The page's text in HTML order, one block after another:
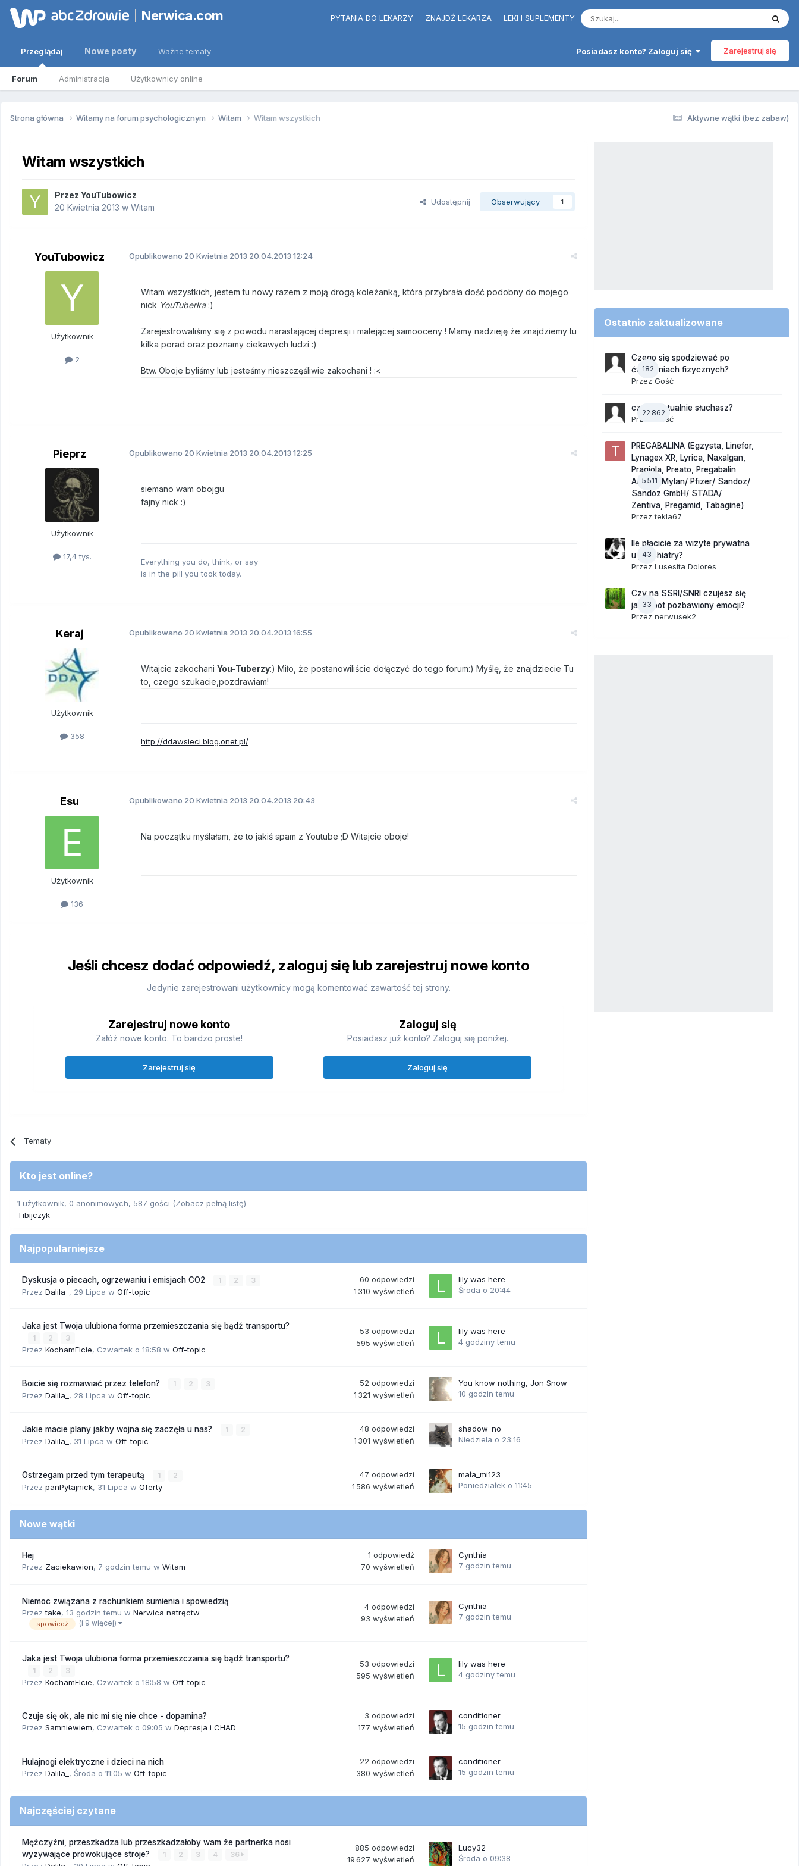
Nerwica.com PYTANIA DO LEKARZY ZNAJDŹ LEKARZA LEKI I SUPLEMENTY
Posiadasz konto? Zaloguj się Zarejestruj się
Przeglądaj
Forum Administracja Użytkownicy online
Nowe posty Ważne tematy
Aktywne wątki (bez zabaw)
Strona główna Witamy na forum psychologicznym Witam Witam wszystkich
Witam wszystkich
Przez YouTubowicz
20 Kwietnia 2013 w Witam
Udostępnij Obserwujący 1
YouTubowicz
Użytkownik
2
Opublikowano 20 Kwietnia 2013 20.04.2013 12:24
Witam wszystkich, jestem tu nowy razem z moją drogą koleżanką, która przybrała dość podobny do mojego
nick YouTuberka :)
Zarejestrowaliśmy się z powodu narastającej depresji i malejącej samooceny ! Mamy nadzieję że znajdziemy tu
kilka porad oraz poznamy ciekawych ludzi :)
Btw. Oboje byliśmy lub jesteśmy nieszczęśliwie zakochani ! :<
Pieprz
Użytkownik
17,4 tys.
Opublikowano 20 Kwietnia 2013 20.04.2013 12:25
siemano wam obojgu
fajny nick :)
Everything you do, think, or say
is in the pill you took today.
Keraj
Użytkownik
358
Opublikowano 20 Kwietnia 2013 20.04.2013 16:55
Witajcie zakochani You-Tuberzy:) Miło, że postanowiliście dołączyć do tego forum:) Myślę, że znajdziecie Tu
to, czego szukacie,pozdrawiam!
http://ddawsieci.blog.onet.pl/
Esu
Użytkownik
136
Opublikowano 20 Kwietnia 2013 20.04.2013 20:43
Na początku myślałam, że to jakiś spam z Youtube ;D Witajcie oboje!
Jeśli chcesz dodać odpowiedź, zaloguj się lub zarejestruj nowe konto
Jedynie zarejestrowani użytkownicy mogą komentować zawartość tej strony.
Zarejestruj nowe konto
Załóż nowe konto. To bardzo proste!
Zarejestruj się
Zaloguj się
Posiadasz już konto? Zaloguj się poniżej.
Zaloguj się
Tematy
Kto jest online?
1 użytkownik, 0 anonimowych, 587 gości (Zobacz pełną listę)
Tibijczyk
Najpopularniejsze
Dyskusja o piecach, ogrzewaniu i emisjach CO2 1 2 3
Przez Dalila_ , 29 Lipca w Off-topic
60 odpowiedzi
1 310 wyświetleń
lily was here
Środa o 20:44
Jaka jest Twoja ulubiona forma przemieszczania się bądź transportu?
1 2 3
Przez KochamElcie, Czwartek o 18:58 w Off-topic
53 odpowiedzi
595 wyświetleń
lily was here
4 godziny temu
Boicie się rozmawiać przez telefon? 1 2 3
Przez Dalila_ , 28 Lipca w Off-topic
52 odpowiedzi
1 321 wyświetleń
You know nothing, Jon Snow
10 godzin temu
Jakie macie plany jakby wojna się zaczęła u nas? 1 2
Przez Dalila_ , 31 Lipca w Off-topic
48 odpowiedzi
1 301 wyświetleń
shadow_no
Niedziela o 23:16
Ostrzegam przed tym terapeutą 1 2
Przez panPytajnick, 31 Lipca w Oferty
47 odpowiedzi
1 586 wyświetleń
mała_mi123
Poniedziałek o 11:45
Nowe wątki
Hej
Przez Zaciekawion, 7 godzin temu w Witam
1 odpowiedź
70 wyświetleń
Cynthia
7 godzin temu
Niemoc związana z rachunkiem sumienia i spowiedzią
Przeztake, 13 godzin temu w Nerwica natręctw
spowiedź (i 9 więcej)
4 odpowiedzi
93 wyświetleń
Cynthia
7 godzin temu
Jaka jest Twoja ulubiona forma przemieszczania się bądź transportu?
1 2 3
Przez KochamElcie, Czwartek o 18:58 w Off-topic
53 odpowiedzi
595 wyświetleń
lily was here
4 godziny temu
Czuje się ok, ale nic mi się nie chce - dopamina?
Przez Samniewiem, Czwartek o 09:05 w Depresja i CHAD
3 odpowiedzi
177 wyświetleń
conditioner
15 godzin temu
Hulajnogi elektryczne i dzieci na nich
Przez Dalila_ , Środa o 11:05 w Off-topic
22 odpowiedzi
380 wyświetleń
conditioner
15 godzin temu
Najczęściej czytane
Mężczyźni, przeszkadza lub przeszkadzałoby wam że partnerka nosi
wyzywające prowokujące stroje?
1 2 3 4 36
885 odpowiedzi
19 627 wyświetleń
Lucy32
Środa o 09:38
Ostatnio zaktualizowane
182
Czego się spodziewać po
ćwiczeniach fizycznych?
Przez Gość
22 862
czego aktualnie słuchasz?
Przez Gość
5 511
PREGABALINA (Egzysta, Linefor,
Lynagex XR, Lyrica, Naxalgan,
Pragiola, Preato, Pregabalin
Accord/Mylan/ Pfizer/ Sandoz/
Sandoz GmbH/ STADA/
Zentiva, Pregamid, Tabagine)
Przeztekla67
43
Ile płacicie za wizyte prywatna
u psychiatry?
Przez Lusesita Dolores
33
Czy na SSRI/SNRI czujesz się
jak robot pozbawiony emocji?
Przez nerwusek2